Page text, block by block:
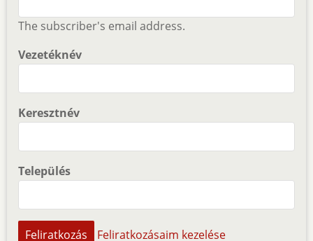
The subscriber's email address.
Vezetéknév
Keresztnév
Település
Feliratkozásaim kezelése